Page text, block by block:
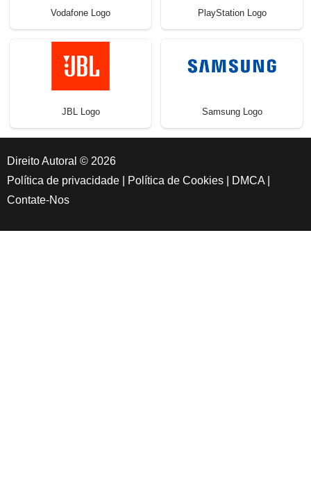
Vodafone Logo PlayStation Logo
JBL Logo Samsung Logo
Direito Autoral © 2026
Política de privacidade
Política de Cookies DMCA
Contate-Nos